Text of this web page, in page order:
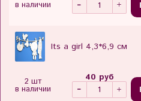
в наличии
Its a girl 4,3*6,9 см
2 шт
в наличии
40 руб